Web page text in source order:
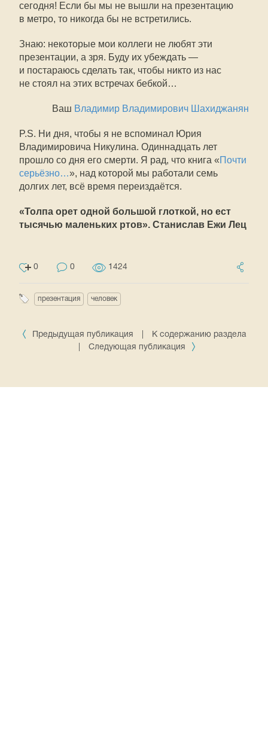
сегодня! Если бы мы не вышли на презентацию
в метро, то никогда бы не встретились.
Знаю: некоторые мои коллеги не любят эти
презентации, а зря. Буду их убеждать —
и постараюсь сделать так, чтобы никто из нас
не стоял на этих встречах бебкой…
Ваш Владимир Владимирович Шахиджанян
P.S. Ни дня, чтобы я не вспоминал Юрия
Владимировича Никулина. Одиннадцать лет
прошло со дня его смерти. Я рад, что книга «Почти
серьёзно…», над которой мы работали семь
долгих лет, всё время переиздаётся.
«Толпа орет одной большой глоткой, но ест
тысячью маленьких ртов». Станислав Ежи Лец
0 0 1424
презентация человек
Предыдущая публикация
К содержанию раздела
Следующая публикация